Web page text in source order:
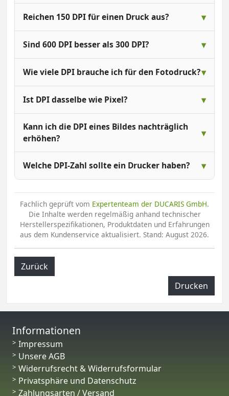
Reichen 150 DPI für einen Druck aus?
Sind 600 DPI besser als 300 DPI?
Wie viele DPI brauche ich für den Fotodruck?
Ist DPI dasselbe wie Pixel?
Kann ich die DPI eines Bildes nachträglich
erhöhen?
Welche DPI-Zahl sollte ein Drucker haben?
Fachlich geprüft vom Expertenteam der DUCARIS GmbH.
Die Inhalte werden regelmäßig anhand technischer
Herstellerspezifikationen, Produktdaten und Erfahrungen
aus dem Kundenservice aktualisiert. Stand: August 2026.
Zurück
Drucken
Informationen
Impressum
Unsere AGB
Widerrufsrecht & Widerrufsformular
Privatsphäre und Datenschutz
Zahlungsarten / Versand